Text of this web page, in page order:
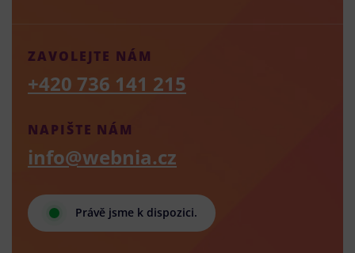
Právě jsme k dispozici.
NAPIŠTE NÁM
info@webnia.cz
ZAVOLEJTE NÁM
+420 736 141 215